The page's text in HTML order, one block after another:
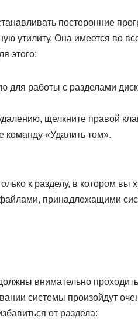
посторонние
утилиту. Она имеется во
этого:
для работы с разделами
щелкните правой
команду «Удалить том».
к разделу, в котором
принадлежащими
внимательно
системы произойдут
от раздела: